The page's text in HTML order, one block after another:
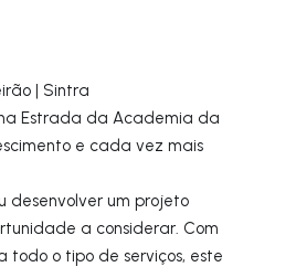
| Sintra
Estrada da Academia da
e cada vez mais
desenvolver um projeto
a considerar. Com
o tipo de serviços, este